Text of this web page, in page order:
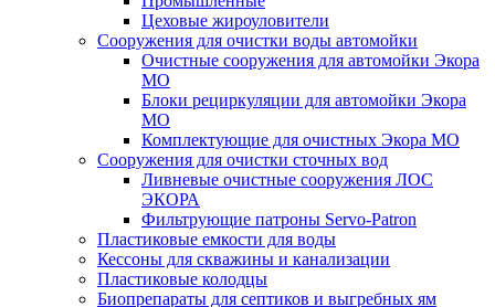
Цеховые жироуловители
Сооружения для очистки воды автомойки
Очистные сооружения для автомойки Экора
МО
Блоки рециркуляции для автомойки Экора
МО
Комплектующие для очистных Экора МО
Сооружения для очистки сточных вод
Ливневые очистные сооружения ЛОС
ЭКОРА
Фильтрующие патроны Servo-Patron
Пластиковые емкости для воды
Кессоны для скважины и канализации
Пластиковые колодцы
Биопрепараты для септиков и выгребных ям